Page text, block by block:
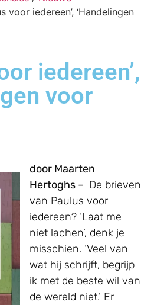
voor iedereen’, ‘Handelingen
iedereen’,
voor
door Maarten
Hertoghs – De brieven
van Paulus voor
iedereen? ‘Laat me
niet lachen’, denk je
misschien. ‘Veel van
wat hij schrijft, begrijp
ik met de beste wil van
de wereld niet.’ Er